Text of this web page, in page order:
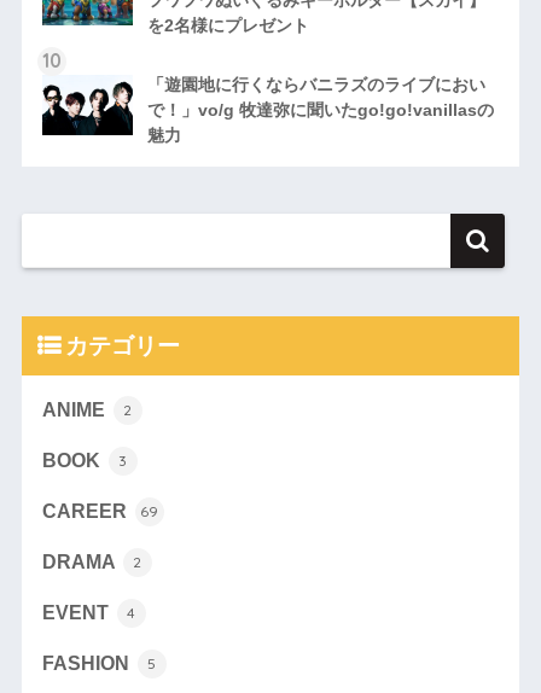
を2名様にプレゼント
「遊園地に行くならバニラズのライブにおい
で！」vo/g 牧達弥に聞いたgo!go!vanillasの
魅力
カテゴリー
ANIME 2
BOOK 3
CAREER 69
DRAMA 2
EVENT 4
FASHION 5